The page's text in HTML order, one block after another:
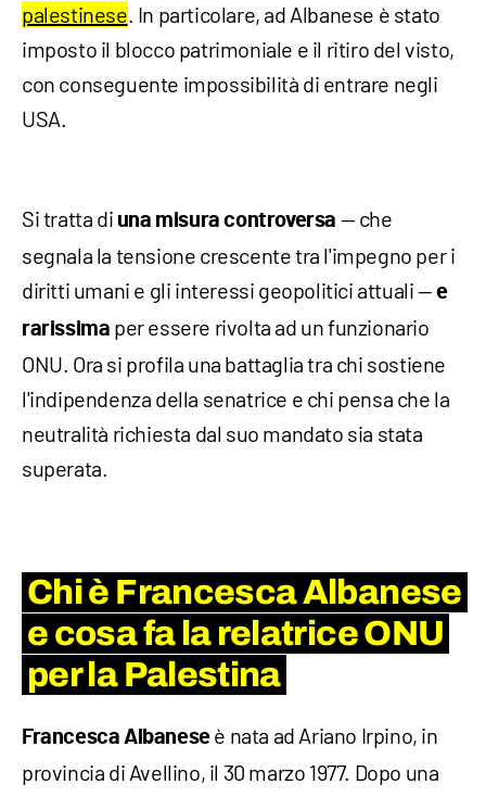
palestinese. In particolare, ad Albanese è stato
imposto il blocco patrimoniale e il ritiro del visto,
con conseguente impossibilità di entrare negli
USA.
Si tratta di una misura controversa — che
segnala la tensione crescente tra l'impegno per i
diritti umani e gli interessi geopolitici attuali — e
rarissima per essere rivolta ad un funzionario
ONU. Ora si profila una battaglia tra chi sostiene
l'indipendenza della senatrice e chi pensa che la
neutralità richiesta dal suo mandato sia stata
superata.
Chi è Francesca Albanese
e cosa fa la relatrice ONU
per la Palestina
Francesca Albaneseè nata ad Ariano Irpino, in
provincia di Avellino, il 30 marzo 1977. Dopo una